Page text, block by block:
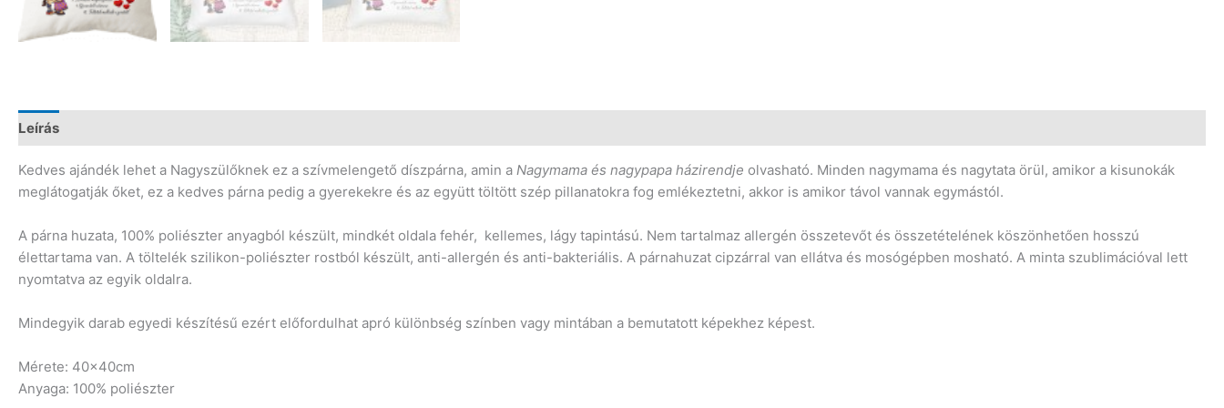
Leírás
Kedves ajándék lehet a Nagyszülőknek ez a szívmelengető díszpárna, amin a Nagymama és nagypapa házirendje olvasható. Minden nagymama és nagytata örül, amikor a kisunokák
meglátogatják őket, ez a kedves párna pedig a gyerekekre és az együtt töltött szép pillanatokra fog emlékeztetni, akkor is amikor távol vannak egymástól.
A párna huzata, 100% poliészter anyagból készült, mindkét oldala fehér, kellemes, lágy tapintású. Nem tartalmaz allergén összetevőt és összetételének köszönhetően hosszú
élettartama van. A töltelék szilikon-poliészter rostból készült, anti-allergén és anti-bakteriális. A párnahuzat cipzárral van ellátva és mosógépben mosható. A minta szublimációval lett
nyomtatva az egyik oldalra.
Mindegyik darab egyedi készítésű ezért előfordulhat apró különbség színben vagy mintában a bemutatott képekhez képest.
Mérete: 40x40cm
Anyaga: 100% poliészter